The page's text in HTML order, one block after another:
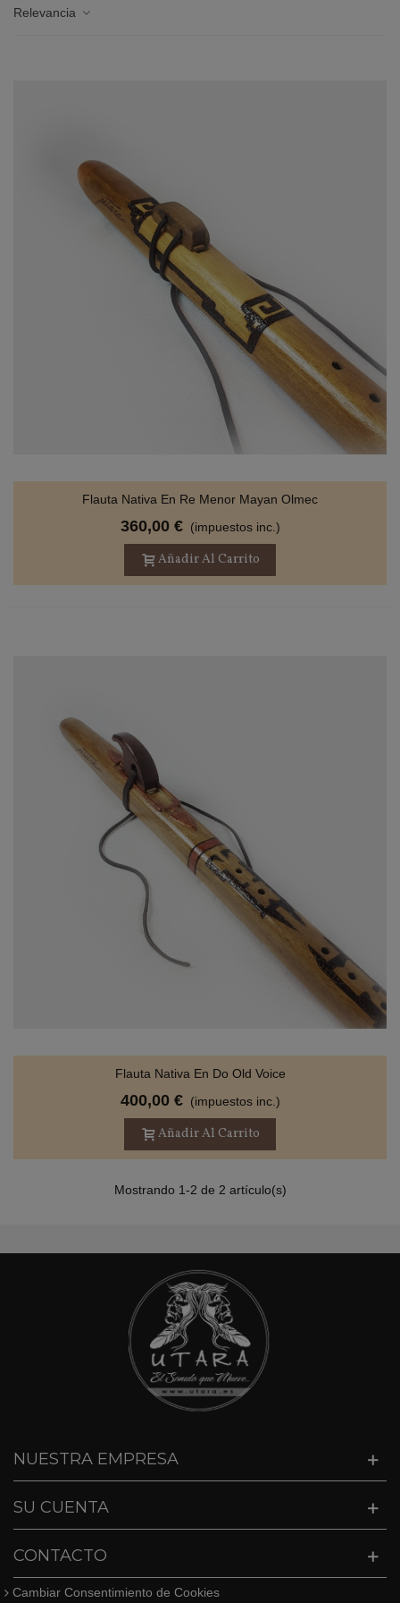
Relevancia
Flauta Nativa En Re Menor Mayan Olmec
360,00 € (impuestos inc.)
Añadir Al Carrito
Flauta Nativa En Do Old Voice
400,00 € (impuestos inc.)
Añadir Al Carrito
Mostrando 1-2 de 2 artículo(s)
NUESTRA EMPRESA
SU CUENTA
CONTACTO
Cambiar Consentimiento de Cookies